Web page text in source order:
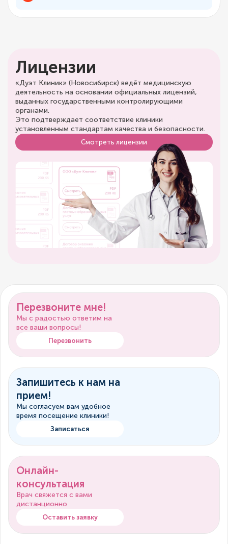
Лицензии
«Дуэт Клиник» (Новосибирск) ведёт медицинскую
деятельность на основании официальных лицензий,
выданных государственными контролирующими
органами.
Это подтверждает соответствие клиники
установленным стандартам качества и безопасности.
Смотреть лицензии
Перезвоните мне!
Мы с радостью ответим на
все ваши вопросы!
Перезвонить
Запишитесь к нам на
прием!
Мы согласуем вам удобное
время посещение клиники!
Записаться
Онлайн-
консультация
Врач свяжется с вами
дистанционно
Оставить заявку